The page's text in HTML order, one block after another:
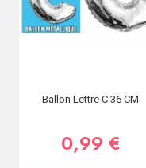
Ballon Lettre C 36 CM
0,99 €